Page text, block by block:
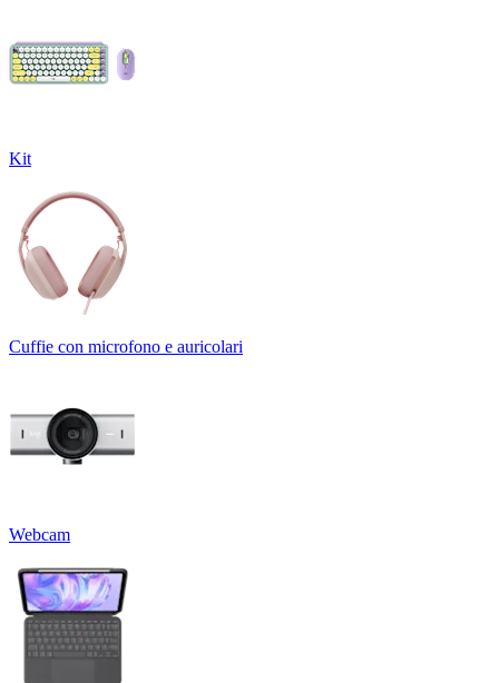
Kit
Cuffie con microfono e auricolari
Webcam